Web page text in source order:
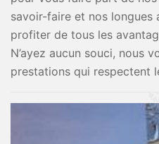
savoir-faire et nos longues
profiter de tous les
N’ayez aucun souci, nous
prestations qui respectent